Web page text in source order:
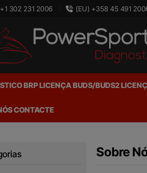
302 231 2006 (EU) +358 45 491
BRPLICENÇA BUDS/BUDS2
CONTACTE
Sobre